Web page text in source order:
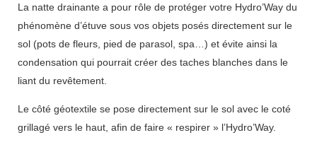
La natte drainante a pour rôle de protéger votre Hydro’Way du
phénomène d’étuve sous vos objets posés directement sur le
sol (pots de fleurs, pied de parasol, spa…) et évite ainsi la
condensation qui pourrait créer des taches blanches dans le
liant du revêtement.
Le côté géotextile se pose directement sur le sol avec le coté
grillagé vers le haut, afin de faire « respirer » l’Hydro’Way.